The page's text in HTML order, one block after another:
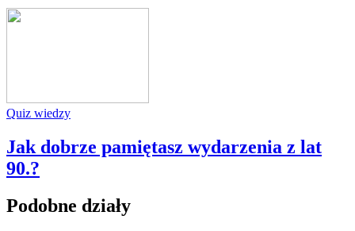
Quiz wiedzy
Jak dobrze pamiętasz wydarzenia z lat
90.?
Podobne działy